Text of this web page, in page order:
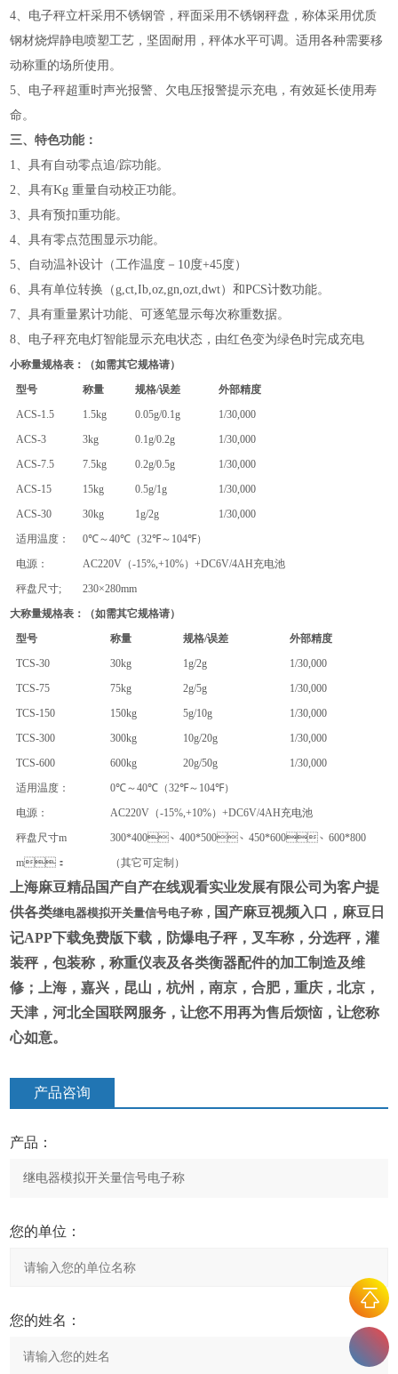
4、电子秤立杆采用不锈钢管，秤面采用不锈钢秤盘，称体采用优质
钢材烧焊静电喷塑工艺，坚固耐用，秤体水平可调。适用各种需要移
动称重的场所使用。
5、电子秤超重时声光报警、欠电压报警提示充电，有效延长使用寿
命。
三、特色功能：
1、具有自动零点追/踪功能。
2、具有Kg重量自动校正功能。
3、具有预扣重功能。
4、具有零点范围显示功能。
5、自动温补设计（工作温度－ 10度+45度）
6、具有单位转换（g,ct,Ib,oz,gn,ozt,dwt）和PCS计数功能。
7、具有重量累计功能、可逐笔显示每次称重数据。
8、电子秤充电灯智能显示充电状态，由红色变为绿色时完成充电
小称量规格表：（如需其它规格请）
型号
称量 规格/误差
外部精度
ACS-1.5 1.5kg 0.05g/0.1g
1/30,000
ACS-3 3kg 0.1g/0.2g
1/30,000
ACS-7.5 7.5kg 0.2g/0.5g
1/30,000
ACS-15 15kg 0.5g/1g
1/30,000
ACS-30 30kg 1g/2g
1/30,000
适用温度：
0℃～40℃（32℉～ 104℉）
电源：
AC220V（-15%,+10%）+DC6V/4AH充电池
秤盘尺寸; 230×280mm
大称量规格表：（如需其它规格请）
型号
称量 规格/误差
外部精度
TCS-30 30kg 1g/2g
1/30,000
TCS-75 75kg 2g/5g
1/30,000
TCS-150 150kg 5g/10g
1/30,000
TCS-300 300kg 10g/20g
1/30,000
TCS-600 600kg 20g/50g
1/30,000
适用温度：
0℃～40℃（32℉～ 104℉）
电源：
AC220V（-15%,+10%）+DC6V/4AH充电池
秤盘尺寸m
m：
300*400、400*500、450*600、600*800
（其它可定制）
上海麻豆精品国产自产在线观看实业发展有限公司为客户提
供各类继电器模拟开关量信号电子称 ， 国产麻豆视频入口，麻豆日
记APP下载免费版下载，防爆电子秤，叉车称，分选秤，灌
装秤，包装称，称重仪表及各类衡器配件的加工制造及维
修；
上海，嘉兴，昆山，杭州，南京，合肥，重庆，北京，
天津，河北全国联网服务 ，让您不用再为售后烦恼，让您称
心如意。
产品咨询
产品：
您的单位：
您的姓名：